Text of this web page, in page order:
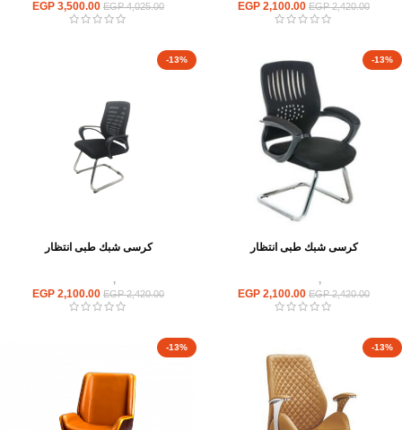
EGP2,420.00
EGP 2,100.00
EGP4,025.00
EGP 3,500.00
-13%
كرسى شبك طبى انتظار
,
EGP2,420.00
EGP 2,100.00
-13%
كرسى شبك طبى انتظار
,
EGP2,420.00
EGP 2,100.00
-13%
-13%